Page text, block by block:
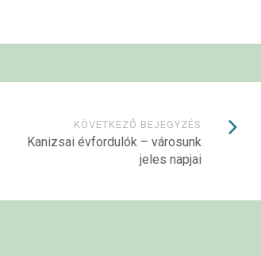
KÖVETKEZŐ BEJEGYZÉS
Kanizsai évfordulók – városunk
jeles napjai